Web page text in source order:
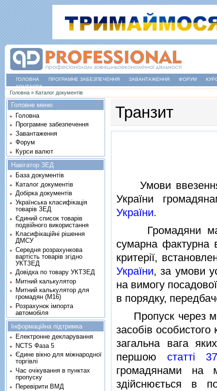
ГОЛОВНА ПРОГРАМНЕ ЗАБЕЗПЕЧЕННЯ ЗАВАНТАЖЕННЯ ФОРУМ
КОНТАКТИ
Ви є тут
Головна » Каталог документів
Транзит
Умови ввезення
України
України.
Громадяни
сумарна фактурна
критерiї,
України, за умови
на вимогу
в порядку,
Пропуск через
засобiв особистого
загальна вага
першою статтi
громадянами на
здiйснюється в
Головне меню
Головна
Програмне забезпечення
Завантаження
Форум
Курси валют
Навігатор ЗЕД
База документів
Каталог документів
Добірка документів
Українська класифікація
товарів ЗЕД
Єдиний список товарів
подвійного використання
Класифікаційні рішення
ДМСУ
Середня розрахункова
вартість товарів згідно
УКТЗЕД
Довідка по товару УКТЗЕД
Митний калькулятор
Митний калькулятор для
громадян (М16)
Розрахунок імпорта
автомобіля
Інформаційна підтримка
Електронне декларування
NCTS Фаза 5
Єдине вікно для міжнародної
торгівлі
Час очікування в пунктах
пропуску
Перевірити ВМД